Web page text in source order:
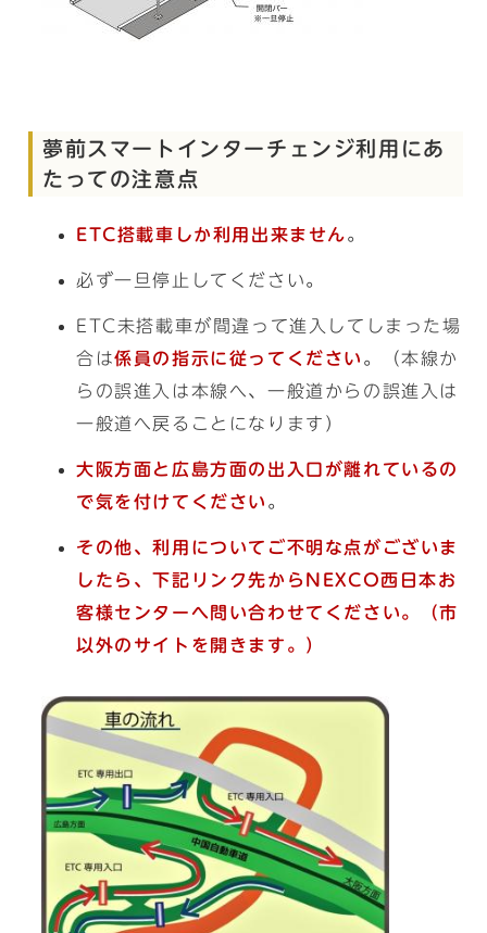
夢前スマートインターチェンジ利用にあ
たっての注意点
ETC搭載車しか利用出来ません。
必ず一旦停止してください。
ETC未搭載車が間違って進入してしまった場
合は係員の指示に従ってください 。（本線か
らの誤進入は本線へ、一般道からの誤進入は
一般道へ戻ることになります）
大阪方面と広島方面の出入口が離れているの
で気を付けてください 。
その他、利用についてご不明な点がございま
したら、下記リンク先からNEXCO西日本お
客様センターへ問い合わせてください。（市
以外のサイトを開きます。）